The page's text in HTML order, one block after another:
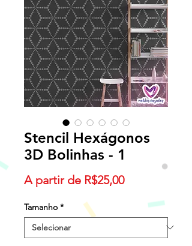
Stencil Hexágonos
3D Bolinhas - 1
A partir de R$25,00Preço
Tamanho *